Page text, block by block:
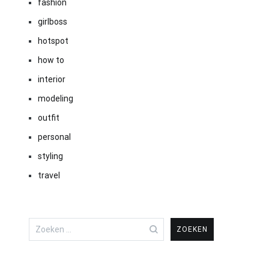
fashion
girlboss
hotspot
how to
interior
modeling
outfit
personal
styling
travel
naar: